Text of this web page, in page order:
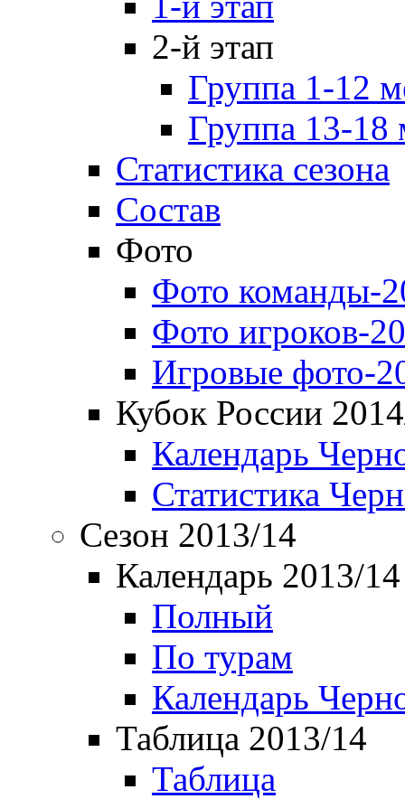
2-й этап
Группа 1-12
Группа 13-18
Статистика сезона
Состав
Фото
Фото команды-
Фото игроков-
Игровые фото-
Кубок России
Календарь
Статистика
Сезон 2013/14
Календарь 2013/14
Полный
По турам
Календарь
Таблица 2013/14
Таблица